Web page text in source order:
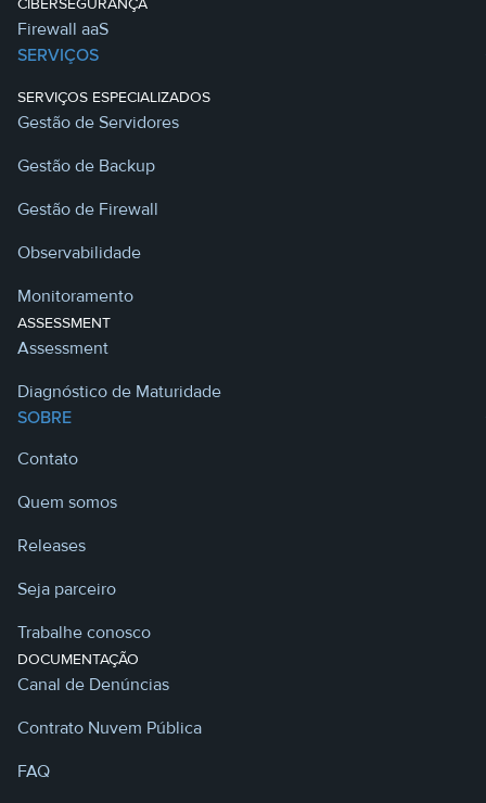
CIBERSEGURANÇA
Firewall aaS
SERVIÇOS
SERVIÇOS ESPECIALIZADOS
Gestão de Servidores
Gestão de Backup
Gestão de Firewall
Observabilidade
Monitoramento
ASSESSMENT
Assessment
Diagnóstico de Maturidade
SOBRE
Contato
Quem somos
Releases
Seja parceiro
Trabalhe conosco
DOCUMENTAÇÃO
Canal de Denúncias
Contrato Nuvem Pública
FAQ